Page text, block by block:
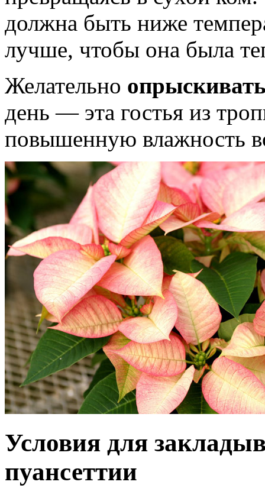
должна быть ниже
лучше, чтобы она была
Желательно
день — эта гостья из
повышенную влажность
Условия для
пуансеттии